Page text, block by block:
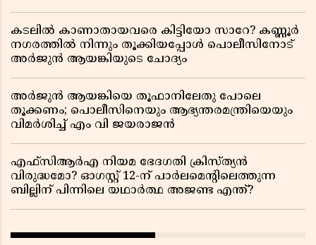
കടലിൽ കാണാതായവരെ കിട്ടിയോ സാറേ? കണ്ണൂർ
നഗരത്തിൽ നിന്നും തൂക്കിയപ്പോൾ പൊലീസിനോട്
അർജുൻ ആയങ്കിയുടെ ചോദ്യം
അർജുൻ ആയങ്കിയെ തൂഫാനിലേതു പോലെ
തൂക്കണം; പൊലീസിനെയും ആഭ്യന്തരമന്ത്രിയെയും
വിമർശിച്ച് എം വി ജയരാജൻ
എഫ്സിആർഎ നിയമ ഭേദഗതി ക്രിസ്ത്യൻ
വിരുദ്ധമോ? ഓഗസ്റ്റ് 12-ന് പാർലമെന്റിലെത്തുന്ന
ബില്ലിന് പിന്നിലെ യഥാർത്ഥ അജണ്ട എന്ത്?